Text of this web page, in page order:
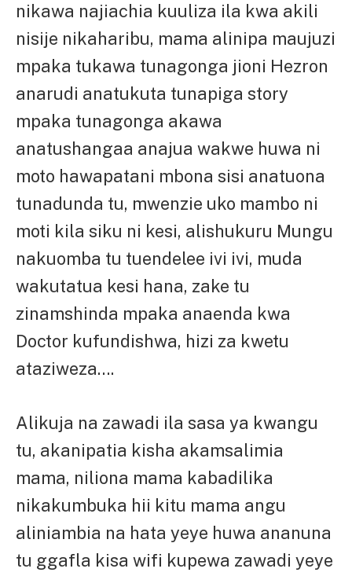
nikawa najiachia kuuliza ila kwa akili
nisije nikaharibu, mama alinipa maujuzi
mpaka tukawa tunagonga jioni Hezron
anarudi anatukuta tunapiga story
mpaka tunagonga akawa
anatushangaa anajua wakwe huwa ni
moto hawapatani mbona sisi anatuona
tunadunda tu, mwenzie uko mambo ni
moti kila siku ni kesi, alishukuru Mungu
nakuomba tu tuendelee ivi ivi, muda
wakutatua kesi hana, zake tu
zinamshinda mpaka anaenda kwa
Doctor kufundishwa, hizi za kwetu
ataziweza….
Alikuja na zawadi ila sasa ya kwangu
tu, akanipatia kisha akamsalimia
mama, niliona mama kabadilika
nikakumbuka hii kitu mama angu
aliniambia na hata yeye huwa ananuna
tu ggafla kisa wifi kupewa zawadi yeye